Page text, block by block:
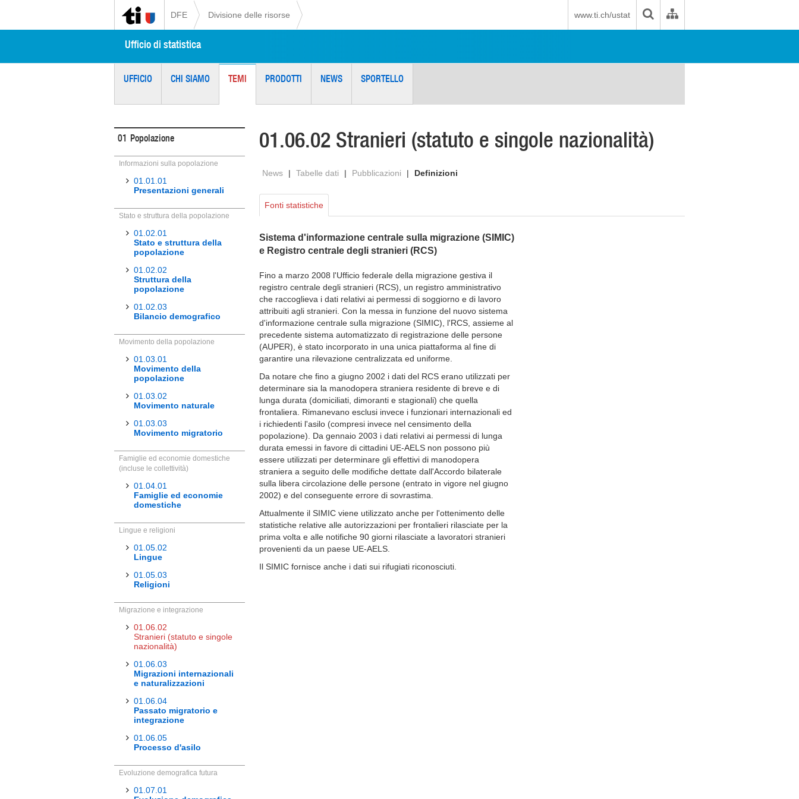
DFE Divisione delle risorse www.ti.ch/ustat
Ufficio di statistica
UFFICIO CHI SIAMO TEMI PRODOTTI NEWS SPORTELLO
01 Popolazione
Informazioni sulla popolazione
01.01.01
Presentazioni generali
Stato e struttura della popolazione
01.02.01
Stato e struttura della
popolazione
01.02.02
Struttura della
popolazione
01.02.03
Bilancio demografico
Movimento della popolazione
01.03.01
Movimento della
popolazione
01.03.02
Movimento naturale
01.03.03
Movimento migratorio
Famiglie ed economie domestiche
(incluse le collettività)
01.04.01
Famiglie ed economie
domestiche
Lingue e religioni
01.05.02
Lingue
01.05.03
Religioni
Migrazione e integrazione
01.06.02
Stranieri (statuto e singole
nazionalità)
01.06.03
Migrazioni internazionali
e naturalizzazioni
01.06.04
Passato migratorio e
integrazione
01.06.05
Processo d'asilo
Evoluzione demografica futura
01.07.01
01.06.02 Stranieri (statuto e singole nazionalità)
News | Tabelle dati | Pubblicazioni | Definizioni
Fonti statistiche
Sistema d'informazione centrale sulla migrazione (SIMIC)
e Registro centrale degli stranieri (RCS)
Fino a marzo 2008 l'Ufficio federale della migrazione gestiva il
registro centrale degli stranieri (RCS), un registro amministrativo
che raccoglieva i dati relativi ai permessi di soggiorno e di lavoro
attribuiti agli stranieri. Con la messa in funzione del nuovo sistema
d'informazione centrale sulla migrazione (SIMIC), l'RCS, assieme al
precedente sistema automatizzato di registrazione delle persone
(AUPER), è stato incorporato in una unica piattaforma al fine di
garantire una rilevazione centralizzata ed uniforme.
Da notare che fino a giugno 2002 i dati del RCS erano utilizzati per
determinare sia la manodopera straniera residente di breve e di
lunga durata (domiciliati, dimoranti e stagionali) che quella
frontaliera. Rimanevano esclusi invece i funzionari internazionali ed
i richiedenti l'asilo (compresi invece nel censimento della
popolazione). Da gennaio 2003 i dati relativi ai permessi di lunga
durata emessi in favore di cittadini UE-AELS non possono più
essere utilizzati per determinare gli effettivi di manodopera
straniera a seguito delle modifiche dettate dall'Accordo bilaterale
sulla libera circolazione delle persone (entrato in vigore nel giugno
2002) e del conseguente errore di sovrastima.
Attualmente il SIMIC viene utilizzato anche per l'ottenimento delle
statistiche relative alle autorizzazioni per frontalieri rilasciate per la
prima volta e alle notifiche 90 giorni rilasciate a lavoratori stranieri
provenienti da un paese UE-AELS.
Il SIMIC fornisce anche i dati sui rifugiati riconosciuti.